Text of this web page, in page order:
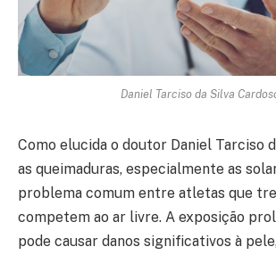
Daniel Tarciso da Silva
Como elucida o doutor Daniel Tarciso
as queimaduras, especialmente as
problema comum entre atletas que
competem ao ar livre. A exposição
pode causar danos significativos à